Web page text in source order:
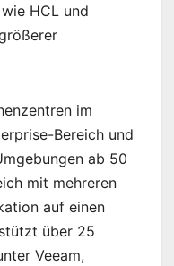
HCL und
im
Bereich und
ab 50
mit mehreren
auf einen
über 25
Veeam,